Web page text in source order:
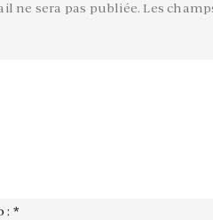
ne sera pas publiée. Les
: *